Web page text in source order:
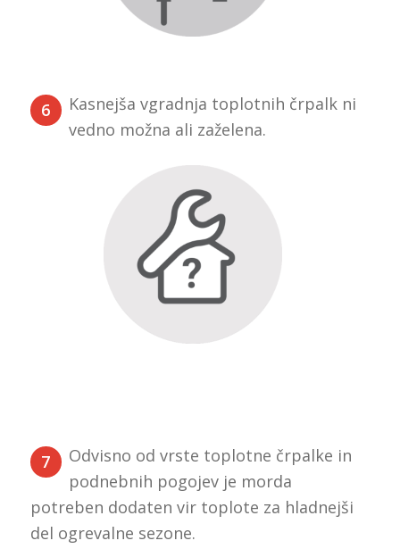
6
Kasnejša vgradnja toplotnih črpalk ni
vedno možna ali zaželena.
7
Odvisno od vrste toplotne črpalke in
podnebnih pogojev je morda
potreben dodaten vir toplote za hladnejši
del ogrevalne sezone.